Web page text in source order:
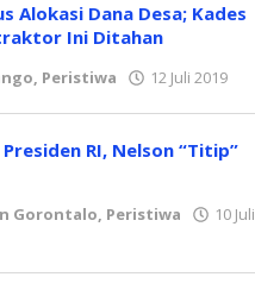
Alokasi Dana Desa; Kades
Ini Ditahan
, Peristiwa 12 Juli 2019
RI, Nelson “Titip”
Gorontalo, Peristiwa
10 Juli